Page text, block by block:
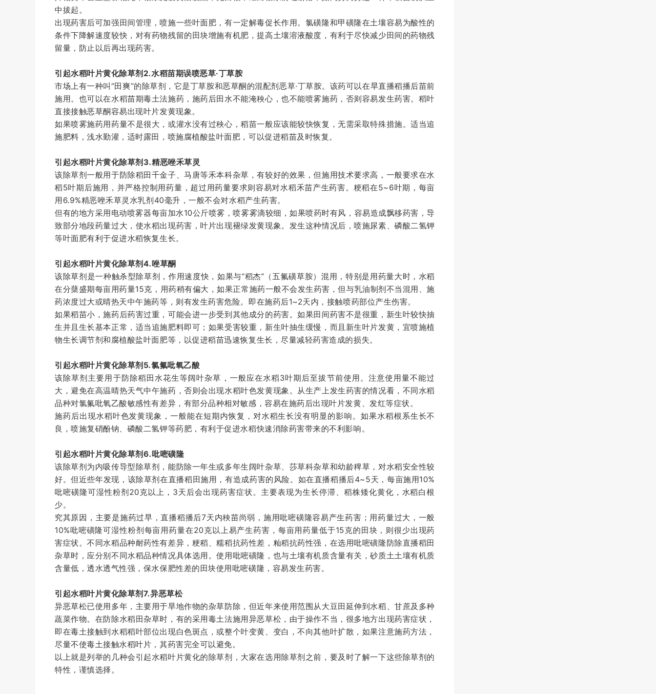
中拔起。
出现药害后可加强田间管理，喷施一些叶面肥，有一定解毒促长作用。氯磺隆和甲磺隆在土壤容易为酸性的
条件下降解速度较快，对有药物残留的田块增施有机肥，提高土壤溶液酸度，有利于尽快减少田间的药物残
留量，防止以后再出现药害。
引起水稻叶片黄化除草剂 2.水稻苗期误喷恶草·丁草胺
市场上有一种叫“田爽”的除草剂，它是丁草胺和恶草酮的混配剂恶草·丁草胺。该药可以在旱直播稻播后苗前
施用。也可以在水稻苗期毒土法施药，施药后田水不能淹秧心，也不能喷雾施药，否则容易发生药害。稻叶
直接接触恶草酮容易出现叶片发黄现象。
如果喷雾施药用药量不是很大，或灌水没有过秧心，稻苗一般应该能较快恢复，无需采取特殊措施。适当追
施肥料，浅水勤灌，适时露田，喷施腐植酸盐叶面肥，可以促进稻苗及时恢复。
引起水稻叶片黄化除草剂 3.精恶唑禾草灵
该除草剂一般用于防除稻田千金子、马唐等禾本科杂草，有较好的效果，但施用技术要求高，一般要求在水
稻5叶期后施用，并严格控制用药量，超过用药量要求则容易对水稻禾苗产生药害。粳稻在5~6叶期，每亩
用6.9%精恶唑禾草灵水乳剂40毫升，一般不会对水稻产生药害。
但有的地方采用电动喷雾器每亩加水10公斤喷雾，喷雾雾滴较细，如果喷药时有风，容易造成飘移药害，导
致部分地段药量过大，使水稻出现药害，叶片出现褪绿发黄现象。发生这种情况后，喷施尿素、磷酸二氢钾
等叶面肥有利于促进水稻恢复生长。
引起水稻叶片黄化除草剂 4.唑草酮
该除草剂是一种触杀型除草剂，作用速度快，如果与“稻杰”（五氟磺草胺）混用，特别是用药量大时，水稻
在分蘖盛期每亩用药量15克，用药稍有偏大，如果正常施药一般不会发生药害，但与乳油制剂不当混用、施
药浓度过大或晴热天中午施药等，则有发生药害危险。即在施药后1~2天内，接触喷药部位产生伤害。
如果稻苗小，施药后药害过重，可能会进一步受到其他成分的药害。如果田间药害不是很重，新生叶较快抽
生并且生长基本正常，适当追施肥料即可；如果受害较重，新生叶抽生缓慢，而且新生叶片发黄，宜喷施植
物生长调节剂和腐植酸盐叶面肥等，以促进稻苗迅速恢复生长，尽量减轻药害造成的损失。
引起水稻叶片黄化除草剂 5.氯氟吡氧乙酸
该除草剂主要用于防除稻田水花生等阔叶杂草，一般应在水稻3叶期后至拔节前使用。注意使用量不能过
大，避免在高温晴热天气中午施药，否则会出现水稻叶色发黄现象。从生产上发生药害的情况看，不同水稻
品种对氯氟吡氧乙酸敏感性有差异，有部分品种相对敏感，容易在施药后出现叶片发黄、发红等症状。
施药后出现水稻叶色发黄现象，一般能在短期内恢复，对水稻生长没有明显的影响。如果水稻根系生长不
良，喷施复硝酚钠、磷酸二氢钾等药肥，有利于促进水稻快速消除药害带来的不利影响。
引起水稻叶片黄化除草剂 6.吡嘧磺隆
该除草剂为内吸传导型除草剂，能防除一年生或多年生阔叶杂草、莎草科杂草和幼龄稗草，对水稻安全性较
好。但近些年发现，该除草剂在直播稻田施用，有造成药害的风险。如在直播稻播后4~5天，每亩施用10%
吡嘧磺隆可湿性粉剂20克以上，3天后会出现药害症状。主要表现为生长停滞、稻株矮化黄化，水稻白根
少。
究其原因，主要是施药过早，直播稻播后7天内秧苗尚弱，施用吡嘧磺隆容易产生药害；用药量过大，一般
10%吡嘧磺隆可湿性粉剂每亩用药量在20克以上易产生药害，每亩用药量低于15克的田块，则很少出现药
害症状。不同水稻品种耐药性有差异，粳稻、糯稻抗药性差，籼稻抗药性强，在选用吡嘧磺隆防除直播稻田
杂草时，应分别不同水稻品种情况具体选用。使用吡嘧磺隆，也与土壤有机质含量有关，砂质土土壤有机质
含量低，透水透气性强，保水保肥性差的田块使用吡嘧磺隆，容易发生药害。
引起水稻叶片黄化除草剂 7.异恶草松
异恶草松已使用多年，主要用于旱地作物的杂草防除，但近年来使用范围从大豆田延伸到水稻、甘蔗及多种
蔬菜作物。在防除水稻田杂草时，有的采用毒土法施用异恶草松，由于操作不当，很多地方出现药害症状，
即在毒土接触到水稻稻叶部位出现白色斑点，或整个叶变黄、变白，不向其他叶扩散，如果注意施药方法，
尽量不使毒土接触水稻叶片，其药害完全可以避免。
以上就是列举的几种会引起水稻叶片黄化的除草剂，大家在选用除草剂之前，要及时了解一下这些除草剂的
特性，谨慎选择。